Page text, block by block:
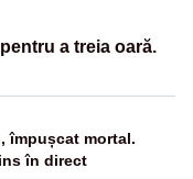
a treia oară.
împușcat mortal.
în direct